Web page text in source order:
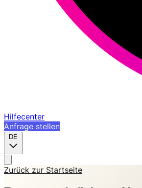
Hilfecenter
Anfrage stellen
DE
Zurück zur Startseite